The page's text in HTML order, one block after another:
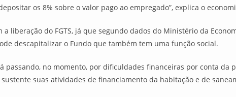
os 8% sobre o valor pago ao empregado”, explica o
a liberação do FGTS, já que segundo dados do Ministério da
descapitalizar o Fundo que também tem uma função social.
passando, no momento, por dificuldades financeiras por conta
suas atividades de financiamento da habitação e de